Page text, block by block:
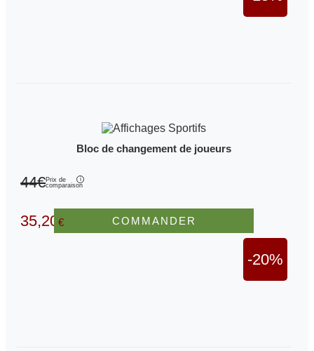
Bloc de changement de joueurs
44€Prix de
comparaison
35,20€
-20%
COMMANDER